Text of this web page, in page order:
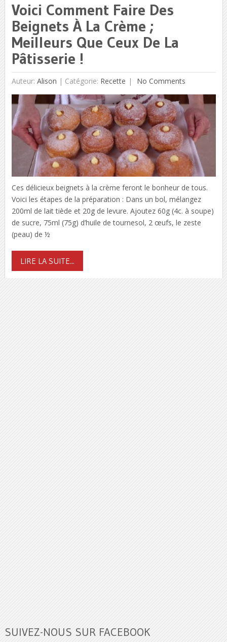
Voici Comment Faire Des
Beignets À La Crème ;
Meilleurs Que Ceux De La
Pâtisserie !
Auteur: Alison | Catégorie: Recette No Comments
Ces délicieux beignets à la crème feront le bonheur de tous.
Voici les étapes de la préparation : Dans un bol, mélangez
200ml de lait tiède et 20g de levure. Ajoutez 60g (4c. à soupe)
de sucre, 75ml (75g) d’huile de tournesol, 2 œufs, le zeste
(peau) de ½
LIRE LA SUITE...
SUIVEZ-NOUS SUR FACEBOOK